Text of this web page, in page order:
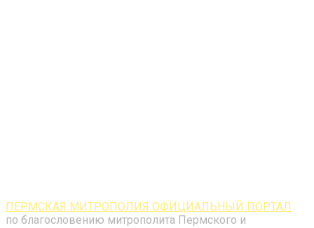
ПЕРМСКАЯ МИТРОПОЛИЯ ОФИЦИАЛЬНЫЙ ПОРТАЛ
по благословению митрополита Пермского и